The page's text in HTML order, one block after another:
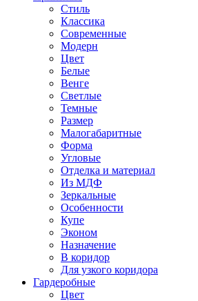
Стиль
Классика
Современные
Модерн
Цвет
Белые
Венге
Светлые
Темные
Размер
Малогабаритные
Форма
Угловые
Отделка и материал
Из МДФ
Зеркальные
Особенности
Купе
Эконом
Назначение
В коридор
Для узкого коридора
Гардеробные
Цвет